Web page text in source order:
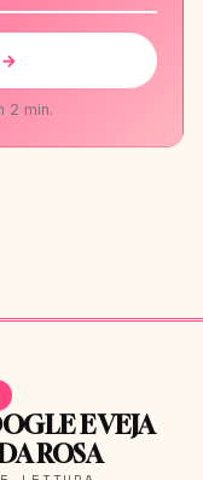
→
2 min.
E VEJA
ROSA